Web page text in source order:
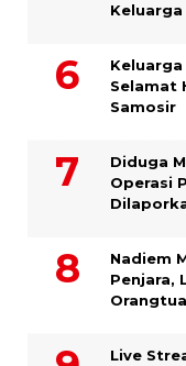
Keluarga
Selamat
Samosir
Diduga
Operasi
​Nadiem
Penjara,
Orangtua
Live